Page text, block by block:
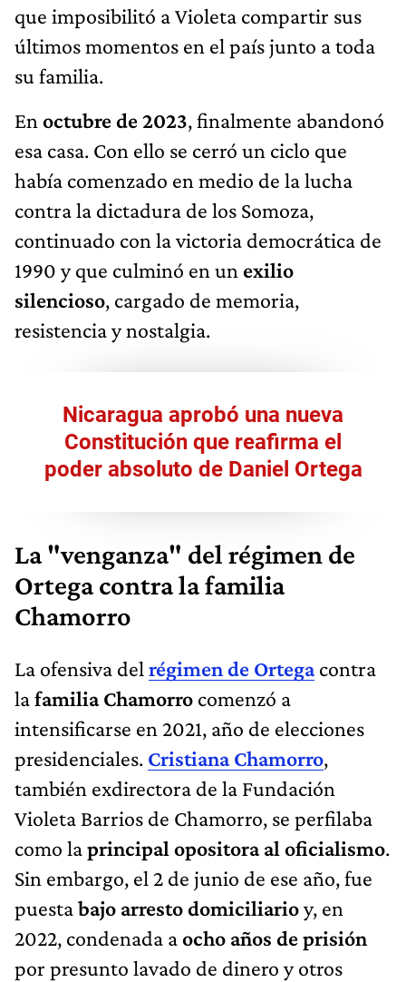
que imposibilitó a Violeta compartir sus
últimos momentos en el país junto a toda
su familia.
En octubre de 2023, finalmente abandonó
esa casa. Con ello se cerró un ciclo que
había comenzado en medio de la lucha
contra la dictadura de los Somoza,
continuado con la victoria democrática de
1990 y que culminó en un exilio
silencioso, cargado de memoria,
resistencia y nostalgia.
Nicaragua aprobó una nueva
Constitución que reafirma el
poder absoluto de Daniel Ortega
La "venganza" del régimen de
Ortega contra la familia
Chamorro
La ofensiva del régimen de Ortegacontra
lafamilia Chamorro comenzó a
intensificarse en 2021, año de elecciones
presidenciales. Cristiana Chamorro,
también exdirectora de la Fundación
Violeta Barrios de Chamorro, se perfilaba
como laprincipal opositora al oficialismo.
Sin embargo, el 2 de junio de ese año, fue
puestabajo arresto domiciliarioy, en
2022, condenada aocho años de prisión
por presunto lavado de dinero y otros